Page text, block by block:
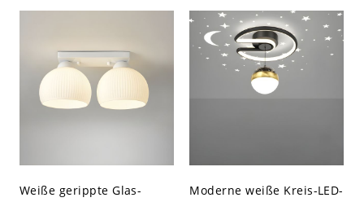
2 LED-Lampen - Schwarz-
Weiße gerippte Glas-
Moderne weiße Kreis-LED-